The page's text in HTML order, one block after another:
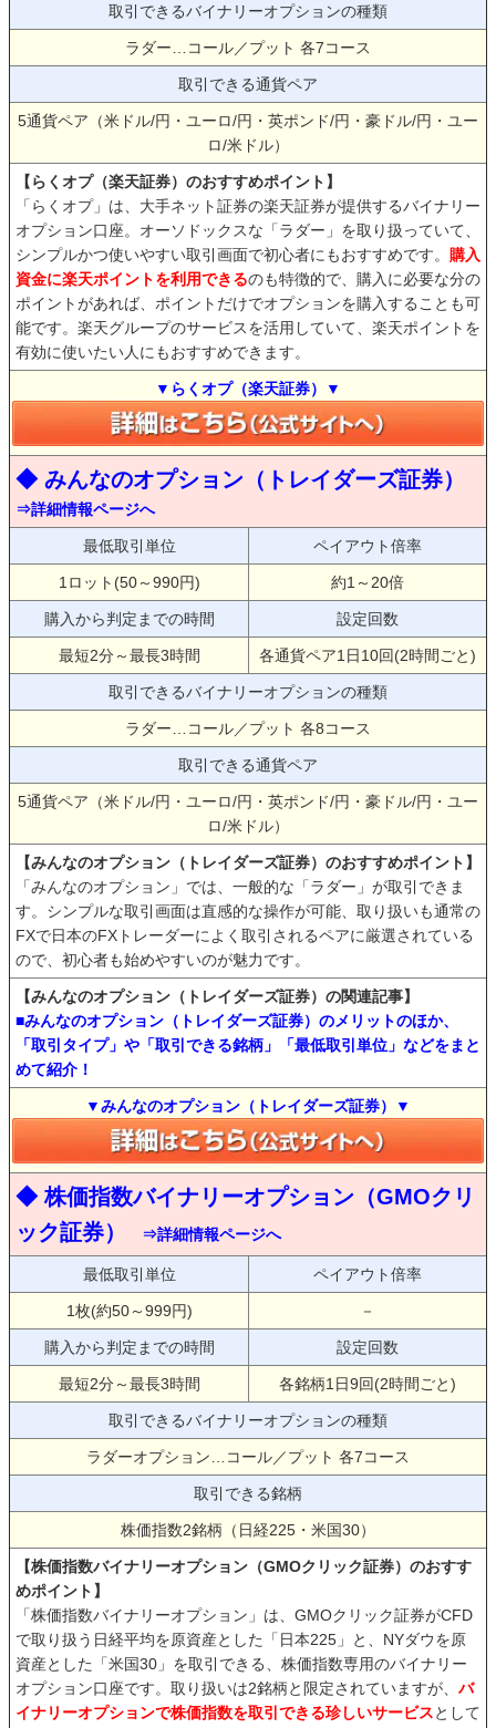
取引できるバイナリーオプションの種類
ラダー…コール／プット 各7コース
取引できる通貨ペア
5通貨ペア（米ドル/円・ユーロ/円・英ポンド/円・豪ドル/円・ユー
ロ/米ドル）
【らくオプ（楽天証券）のおすすめポイント】
「らくオプ」は、大手ネット証券の楽天証券が提供するバイナリー
オプション口座。オーソドックスな「ラダー」を取り扱っていて、
シンプルかつ使いやすい取引画面で初心者にもおすすめです。
購入
資金に楽天ポイントを利用できるのも特徴的で、購入に必要な分の
ポイントがあれば、ポイントだけでオプションを購入することも可
能です。楽天グループのサービスを活用していて、楽天ポイントを
有効に使いたい人にもおすすめできます。
▼らくオプ（楽天証券）▼
◆ みんなのオプション（トレイダーズ証券）
⇒詳細情報ページへ
最低取引単位 ペイアウト倍率
1ロット(50～990円) 約1～20倍
購入から判定までの時間 設定回数
最短2分～最長3時間 各通貨ペア1日10回(2時間ごと)
取引できるバイナリーオプションの種類
ラダー…コール／プット 各8コース
取引できる通貨ペア
5通貨ペア（米ドル/円・ユーロ/円・英ポンド/円・豪ドル/円・ユー
ロ/米ドル）
【みんなのオプション（トレイダーズ証券）のおすすめポイント】
「みんなのオプション」では、一般的な「ラダー」が取引できま
す。シンプルな取引画面は直感的な操作が可能、取り扱いも通常の
FXで日本のFXトレーダーによく取引されるペアに厳選されている
ので、初心者も始めやすいのが魅力です。
【みんなのオプション（トレイダーズ証券）の関連記事】
■みんなのオプション（トレイダーズ証券）のメリットのほか、
「取引タイプ」や「取引できる銘柄」「最低取引単位」などをまと
めて紹介！
▼みんなのオプション（トレイダーズ証券）▼
◆ 株価指数バイナリーオプション（GMOクリ
ック証券）
⇒詳細情報ページへ
最低取引単位 ペイアウト倍率
1枚(約50～999円) －
購入から判定までの時間 設定回数
最短2分～最長3時間 各銘柄1日9回(2時間ごと)
取引できるバイナリーオプションの種類
ラダーオプション…コール／プット 各7コース
取引できる銘柄
株価指数2銘柄（日経225・米国30）
【株価指数バイナリーオプション（GMOクリック証券）のおすす
めポイント】
「株価指数バイナリーオプション」は、GMOクリック証券がCFD
で取り扱う日経平均を原資産とした「日本225」と、NYダウを原
資産とした「米国30」を取引できる、株価指数専用のバイナリー
オプション口座です。取り扱いは2銘柄と限定されていますが、 バ
イナリーオプションで株価指数を取引できる珍しいサービスとして